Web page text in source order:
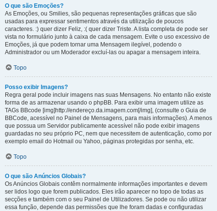
O que são Emoções?
As Emoções, ou Smilies, são pequenas representações gráficas que são
usadas para expressar sentimentos através da utilização de poucos
caracteres. :) quer dizer Feliz, :( quer dizer Triste. A lista completa de pode ser
vista no formulário junto à caixa de cada mensagem. Evite o uso excessivo de
Emoções, já que podem tornar uma Mensagem ilegível, podendo o
Administrador ou um Moderador excluí-las ou apagar a mensagem inteira.
Topo
Posso exibir Imagens?
Regra geral pode incluir imagens nas suas Mensagens. No entanto não existe
forma de as armazenar usando o phpBB. Para exibir uma imagem utilize as
TAGs BBcode [img]http://endereço.da.imagem.com[/img], (consulte o Guia de
BBCode, acessível no Painel de Mensagens, para mais informações). A menos
que possua um Servidor publicamente acessível não pode exibir imagens
guardadas no seu próprio PC, nem que necessitem de autenticação, como por
exemplo email do Hotmail ou Yahoo, páginas protegidas por senha, etc.
Topo
O que são Anúncios Globais?
Os Anúncios Globais contêm normalmente informações importantes e devem
ser lidos logo que forem publicados. Eles irão aparecer no topo de todas as
secções e também com o seu Painel de Utilizadores. Se pode ou não utilizar
essa função, depende das permissões que lhe foram dadas e configuradas